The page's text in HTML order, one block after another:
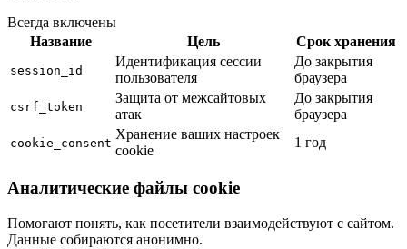
Всегда включены
Название
Цель Срок хранения
session_id
Идентификация сессии
пользователя
До закрытия
браузера
csrf_token
Защита от межсайтовых
атак
До закрытия
браузера
cookie_consent
Хранение ваших настроек
cookie
1 год
Аналитические файлы cookie
Помогают понять, как посетители взаимодействуют с сайтом.
Данные собираются анонимно.